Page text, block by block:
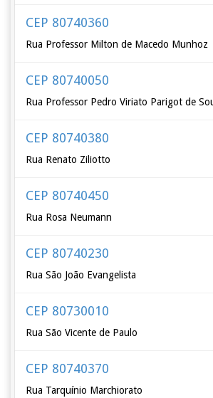
CEP 80740360
Rua Professor Milton de Macedo Munhoz
CEP 80740050
Rua Professor Pedro Viriato Parigot de
CEP 80740380
Rua Renato Ziliotto
CEP 80740450
Rua Rosa Neumann
CEP 80740230
Rua São João Evangelista
CEP 80730010
Rua São Vicente de Paulo
CEP 80740370
Rua Tarquínio Marchiorato